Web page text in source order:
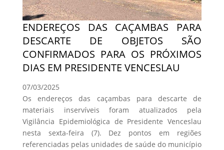
ENDEREÇOS DAS CAÇAMBAS PARA
DESCARTE DE OBJETOS SÃO
CONFIRMADOS PARA OS PRÓXIMOS
DIAS EM PRESIDENTE VENCESLAU
07/03/2025
Os endereços das caçambas para descarte de
materiais inservíveis foram atualizados pela
Vigilância Epidemiológica de Presidente Venceslau
nesta sexta-feira (7). Dez pontos em regiões
referenciadas pelas unidades de saúde do município